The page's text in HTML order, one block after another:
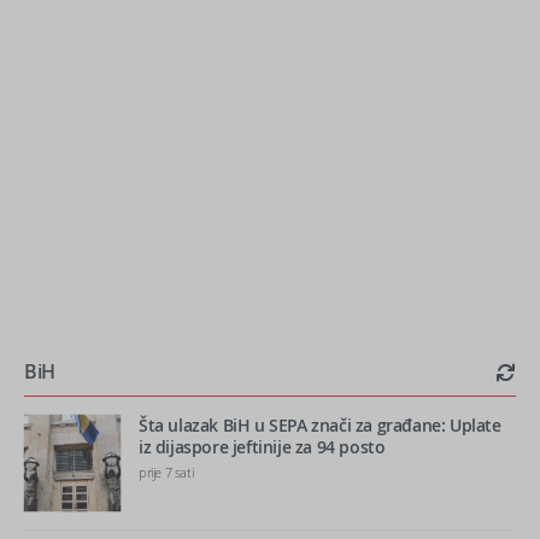
BiH
Šta ulazak BiH u SEPA znači za građane: Uplate
iz dijaspore jeftinije za 94 posto
prije 7 sati